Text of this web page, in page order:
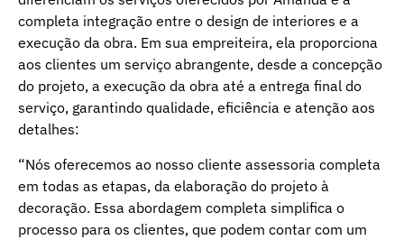
completa integração entre o design de interiores e a
execução da obra. Em sua empreiteira, ela proporciona
aos clientes um serviço abrangente, desde a concepção
do projeto, a execução da obra até a entrega final do
serviço, garantindo qualidade, eficiência e atenção aos
detalhes:
“Nós oferecemos ao nosso cliente assessoria completa
em todas as etapas, da elaboração do projeto à
decoração. Essa abordagem completa simplifica o
processo para os clientes, que podem contar com um